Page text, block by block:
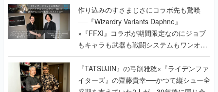
作り込みのすさまじさにコラボ先も驚嘆
──『Wizardry Variants Daphne』
×『FFXI』コラボが期間限定なのにジョブ
もキャラも武器も戦闘システムもワンオフ
で作り込まれた理由を両ディレクターに聞
く
『TATSUJIN』の弓削雅稔×『ライデンファ
イターズ』の齋藤貴幸──かつて縦シュー全